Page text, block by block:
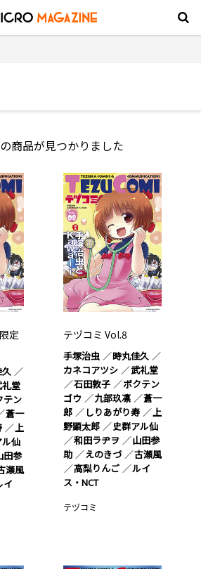
商品が見つかりました
定
堂
テン
蒼一
上
仙
田参
瀬風
イ
テヅコミ Vol.8
手塚治虫
時丸佳久
カネコアツシ
武礼堂
石田敦子
ボクテン
ゴウ
九部玖凛
蒼一
郎
しりあがり寿
上
野顕太郎
史群アル仙
和田ラヂヲ
山田参
助
えのきづ
古瀬風
高梨りんご
ルイ
ス・NCT
テヅコミ